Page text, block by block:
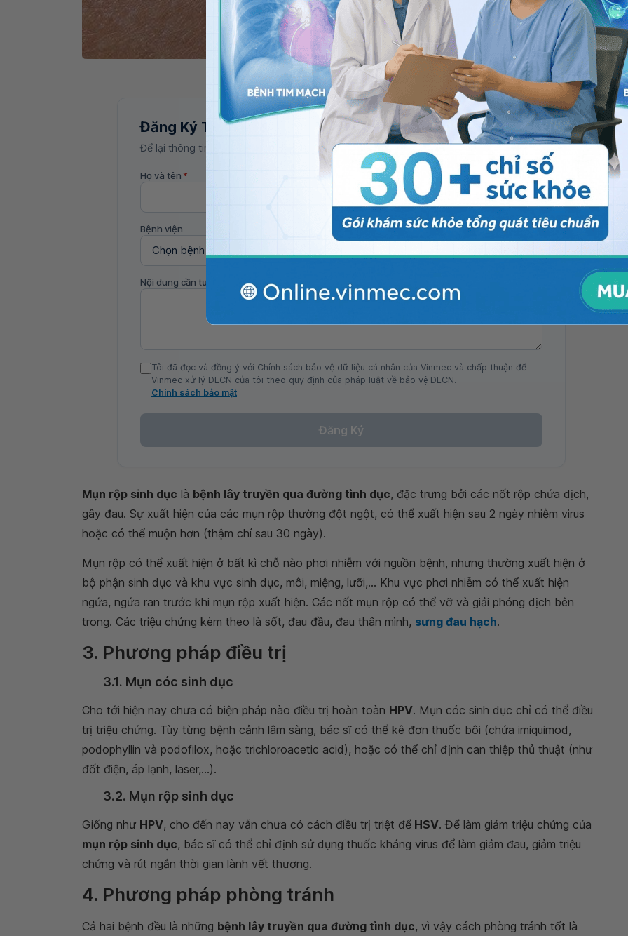
Mụn rộp sinh dục
Đăng Ký Tư Vấn
Để lại thông tin, bác sĩ Vinmec sẽ liên hệ tư vấn trong 24 giờ.
Họ và tên * Số điện thoại *
Bệnh viện
Nội dung cần tư vấn
Tôi đã đọc và đồng ý với Chính sách bảo vệ dữ liệu cá nhân của Vinmec và chấp thuận để
Vinmec xử lý DLCN của tôi theo quy định của pháp luật về bảo vệ DLCN.
Chính sách bảo mật
Đăng Ký
Mụn rộp sinh dục là bệnh lây truyền qua đường tình dục, đặc trưng bởi các nốt rộp chứa dịch,
gây đau. Sự xuất hiện của các mụn rộp thường đột ngột, có thể xuất hiện sau 2 ngày nhiễm virus
hoặc có thể muộn hơn (thậm chí sau 30 ngày).
Mụn rộp có thể xuất hiện ở bất kì chỗ nào phơi nhiễm với nguồn bệnh, nhưng thường xuất hiện ở
bộ phận sinh dục và khu vực sinh dục, môi, miệng, lưỡi,... Khu vực phơi nhiễm có thể xuất hiện
ngứa, ngứa ran trước khi mụn rộp xuất hiện. Các nốt mụn rộp có thể vỡ và giải phóng dịch bên
trong. Các triệu chứng kèm theo là sốt, đau đầu, đau thân mình, sưng đau hạch.
3. Phương pháp điều trị
3.1. Mụn cóc sinh dục
Cho tới hiện nay chưa có biện pháp nào điều trị hoàn toàn HPV. Mụn cóc sinh dục chỉ có thể điều
trị triệu chứng. Tùy từng bệnh cảnh lâm sàng, bác sĩ có thể kê đơn thuốc bôi (chứa imiquimod,
podophyllin và podofilox, hoặc trichloroacetic acid), hoặc có thể chỉ định can thiệp thủ thuật (như
đốt điện, áp lạnh, laser,...).
3.2. Mụn rộp sinh dục
Giống như HPV, cho đến nay vẫn chưa có cách điều trị triệt để HSV. Để làm giảm triệu chứng của
mụn rộp sinh dục, bác sĩ có thể chỉ định sử dụng thuốc kháng virus để làm giảm đau, giảm triệu
chứng và rút ngắn thời gian lành vết thương.
4. Phương pháp phòng tránh
Cả hai bệnh đều là những bệnh lây truyền qua đường tình dục, vì vậy cách phòng tránh tốt là